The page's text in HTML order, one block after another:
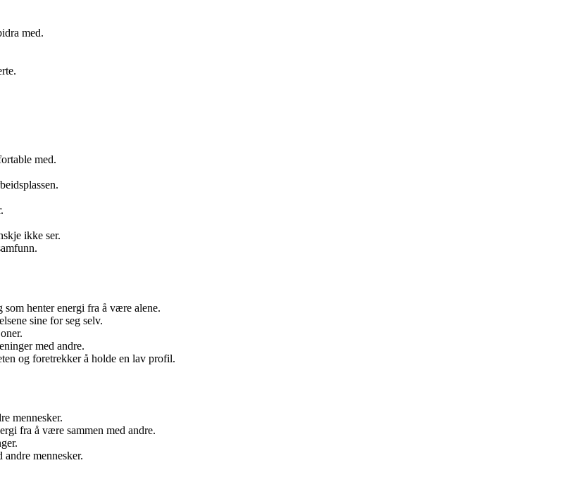
med.
med.
ikke ser.
henter energi fra å være alene.
sine for seg selv.
med andre.
og foretrekker å holde en lav profil.
mennesker.
fra å være sammen med andre.
andre mennesker.